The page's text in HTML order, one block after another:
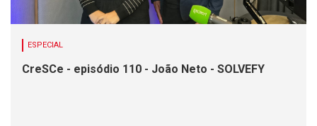
ESPECIAL
CreSCe - episódio 110 - João Neto - SOLVEFY